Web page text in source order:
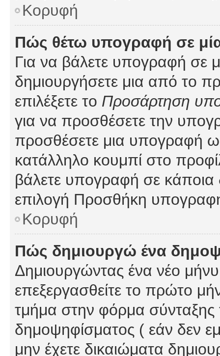
Κορυφή
Πώς θέτω υπογραφή σε
Για να βάλετε υπογραφή σε
δημιουργήσετε μια από το
επιλέξετε το Προσάρτηση
για να προσθέσετε την
προσθέσετε μια υπογραφή
κατάλληλο κουμπί στο
βάλετε υπογραφή σε κάποια
επιλογή Προσθήκη
Κορυφή
Πώς δημιουργώ ένα
Δημιουργώντας ένα νέο
επεξεργασθείτε το πρώτο
τμήμα στην φόρμα σύνταξης
δημοψηφίσματος ( εάν δεν
μην έχετε δικαιώματα